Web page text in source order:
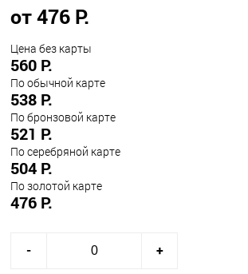
от 476 Р.
Цена без карты
560 Р.
По обычной карте
538 Р.
По бронзовой карте
521 Р.
По серебряной карте
504 Р.
По золотой карте
476 Р.
- +